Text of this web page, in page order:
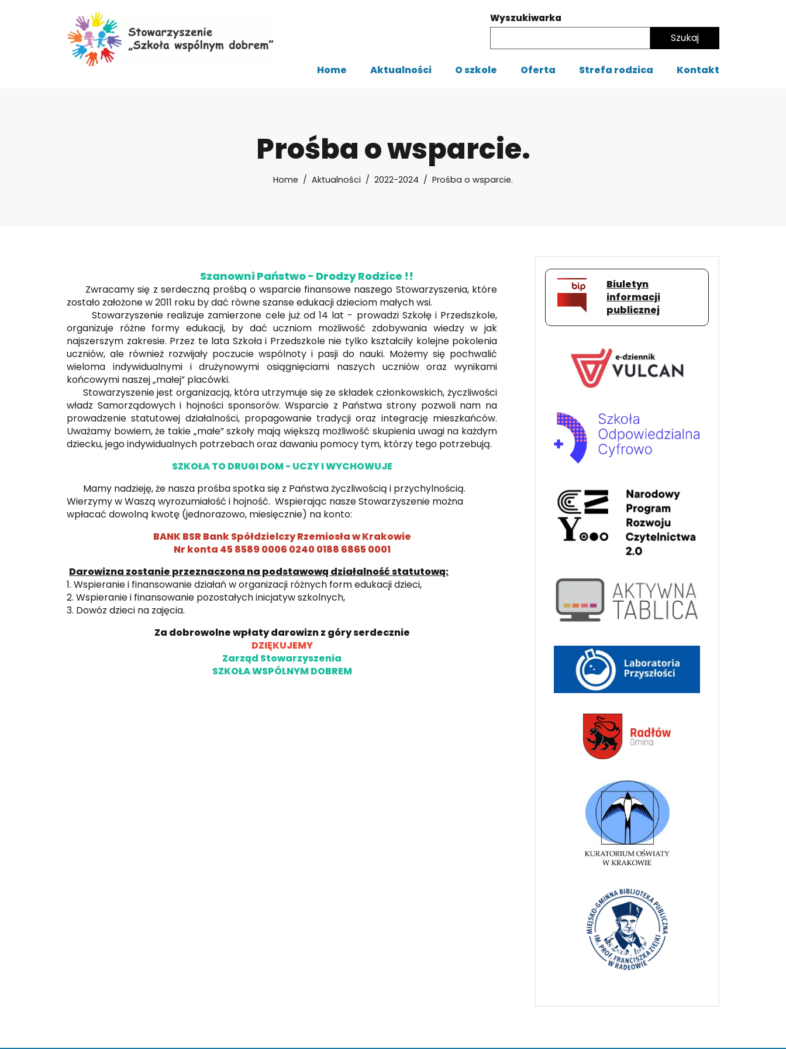
Wyszukiwarka
Home Aktualności O szkole Oferta Strefa rodzica Kontakt
Prośba o wsparcie.
Home Aktualności 2022-2024 Prośba o wsparcie.
Szanowni Państwo - Drodzy Rodzice !!
Zwracamy się z serdeczną prośbą o wsparcie finansowe naszego Stowarzyszenia, które
zostało założone w 2011 roku by dać równe szanse edukacji dzieciom małych wsi.
Stowarzyszenie realizuje zamierzone cele już od 14 lat - prowadzi Szkołę i Przedszkole,
organizuje różne formy edukacji, by dać uczniom możliwość zdobywania wiedzy w jak
najszerszym zakresie. Przez te lata Szkoła i Przedszkole nie tylko kształciły kolejne pokolenia
uczniów, ale również rozwijały poczucie wspólnoty i pasji do nauki. Możemy się pochwalić
wieloma indywidualnymi i drużynowymi osiągnięciami naszych uczniów oraz wynikami
końcowymi naszej „małej” placówki.
Stowarzyszenie jest organizacją, która utrzymuje się ze składek członkowskich, życzliwości
władz Samorządowych i hojności sponsorów. Wsparcie z Państwa strony pozwoli nam na
prowadzenie statutowej działalności, propagowanie tradycji oraz integrację mieszkańców.
Uważamy bowiem, że takie „małe” szkoły mają większą możliwość skupienia uwagi na każdym
dziecku, jego indywidualnych potrzebach oraz dawaniu pomocy tym, którzy tego potrzebują.
SZKOŁA TO DRUGI DOM - UCZY I WYCHOWUJE
Mamy nadzieję, że nasza prośba spotka się z Państwa życzliwością i przychylnością.
Wierzymy w Waszą wyrozumiałość i hojność. Wspierając nasze Stowarzyszenie można
wpłacać dowolną kwotę (jednorazowo, miesięcznie) na konto:
BANK BSR Bank Spółdzielczy Rzemiosła w Krakowie
Nr konta 45 8589 0006 0240 0188 6865 0001
Darowizna zostanie przeznaczona na podstawową działalność statutową:
1. Wspieranie i finansowanie działań w organizacji różnych form edukacji dzieci,
2. Wspieranie i finansowanie pozostałych inicjatyw szkolnych,
3. Dowóz dzieci na zajęcia.
Za dobrowolne wpłaty darowizn z góry serdecznie
DZIĘKUJEMY
Zarząd Stowarzyszenia
SZKOŁA WSPÓLNYM DOBREM
Biuletyn
informacji
publicznej